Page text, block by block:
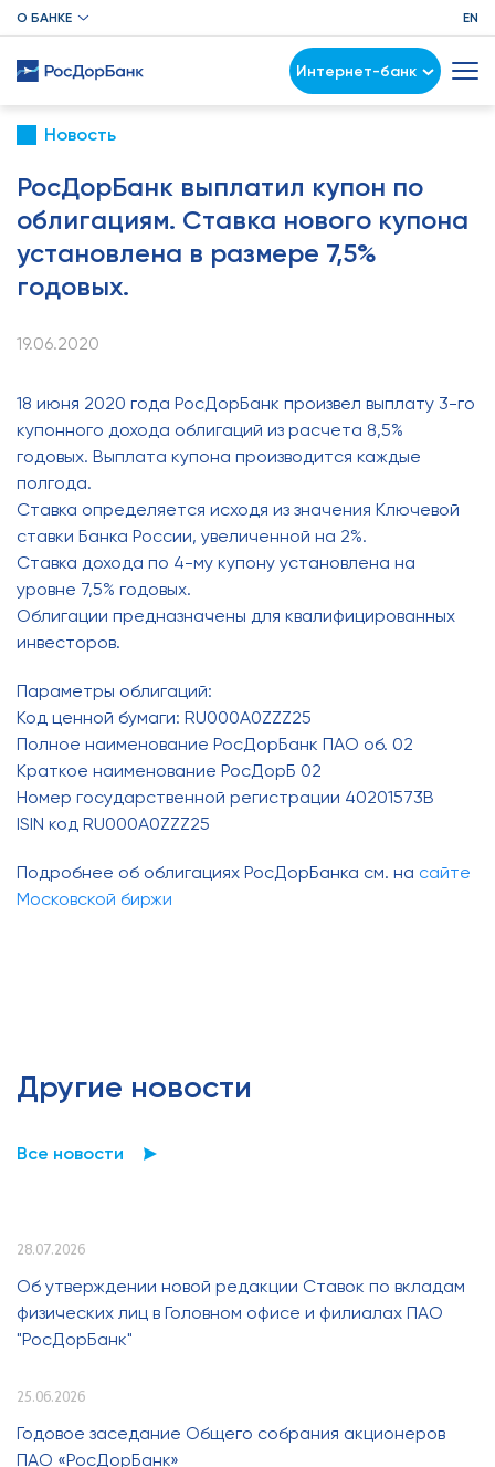
О БАНКЕ EN
Интернет-банк
Новость
РосДорБанк выплатил купон по
облигациям. Ставка нового купона
установлена в размере 7,5%
годовых.
19.06.2020
18 июня 2020 года РосДорБанк произвел выплату 3-го
купонного дохода облигаций из расчета 8,5%
годовых. Выплата купона производится каждые
полгода.
Ставка определяется исходя из значения Ключевой
ставки Банка России, увеличенной на 2%.
Ставка дохода по 4-му купону установлена на
уровне 7,5% годовых.
Облигации предназначены для квалифицированных
инвесторов.
Параметры облигаций:
Код ценной бумаги: RU000A0ZZZ25
Полное наименование РосДорБанк ПАО об. 02
Краткое наименование РосДорБ 02
Номер государственной регистрации 40201573B
ISIN код RU000A0ZZZ25
Подробнее об облигациях РосДорБанка см. на сайте
Московской биржи
Другие новости
Все новости
28.07.2026
Об утверждении новой редакции Ставок по вкладам
физических лиц в Головном офисе и филиалах ПАО
"РосДорБанк"
25.06.2026
Годовое заседание Общего собрания акционеров
ПАО «РосДорБанк»